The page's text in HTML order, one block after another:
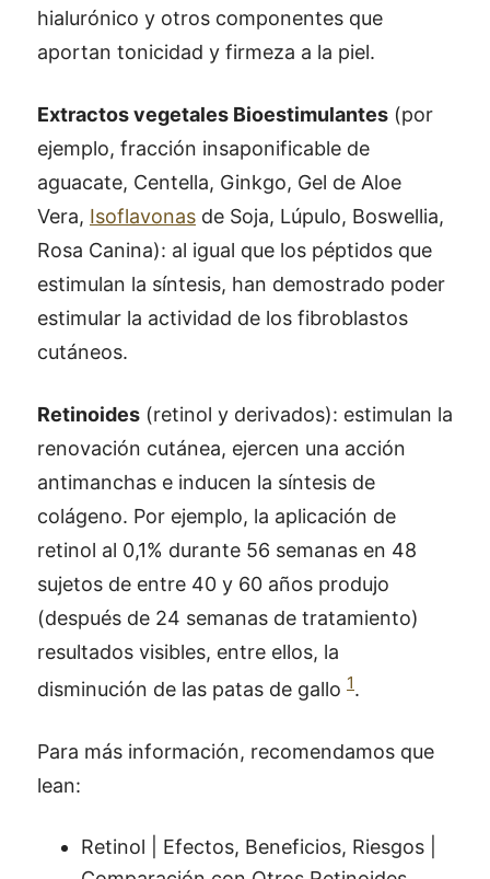
hialurónico y otros componentes que
aportan tonicidad y firmeza a la piel.
Extractos vegetales Bioestimulantes (por
ejemplo, fracción insaponificable de
aguacate, Centella, Ginkgo, Gel de Aloe
Vera, Isoflavonas de Soja, Lúpulo, Boswellia,
Rosa Canina): al igual que los péptidos que
estimulan la síntesis, han demostrado poder
estimular la actividad de los fibroblastos
cutáneos.
Retinoides (retinol y derivados): estimulan la
renovación cutánea, ejercen una acción
antimanchas e inducen la síntesis de
colágeno. Por ejemplo, la aplicación de
retinol al 0,1% durante 56 semanas en 48
sujetos de entre 40 y 60 años produjo
(después de 24 semanas de tratamiento)
resultados visibles, entre ellos, la
disminución de las patas de gallo 1.
Para más información, recomendamos que
lean:
Retinol | Efectos, Beneficios, Riesgos |